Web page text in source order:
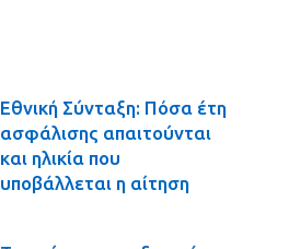
Εθνική Σύνταξη: Πόσα έτη
ασφάλισης απαιτούνται
και ηλικία που
υποβάλλεται η αίτηση